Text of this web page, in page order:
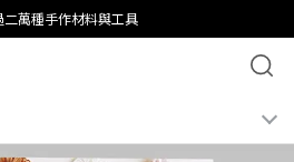
二萬種手作材料與工具